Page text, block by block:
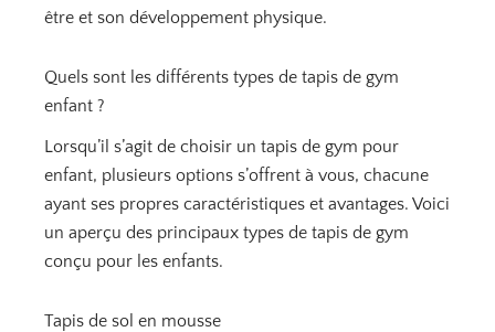
être et son développement physique.
Quels sont les différents types de tapis de gym
enfant ?
Lorsqu’il s’agit de choisir un tapis de gym pour
enfant, plusieurs options s’offrent à vous, chacune
ayant ses propres caractéristiques et avantages. Voici
un aperçu des principaux types de tapis de gym
conçu pour les enfants.
Tapis de sol en mousse